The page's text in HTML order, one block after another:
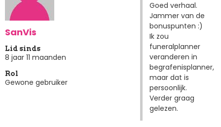
SanVis
Lid sinds
8 jaar 11 maanden
Rol
Gewone gebruiker
Goed verhaal.
Jammer van de
bonuspunten :)
Ik zou
funeralplanner
veranderen in
begrafenisplanner,
maar dat is
persoonlijk.
Verder graag
gelezen.